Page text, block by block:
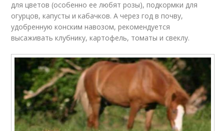
для цветов (особенно ее любят розы), подкормки для
огурцов, капусты и кабачков. А через год в почву,
удобренную конским навозом, рекомендуется
высаживать клубнику, картофель, томаты и свеклу.